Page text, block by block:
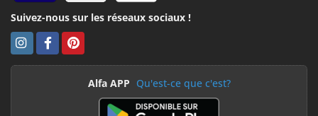
Suivez-nous sur les réseaux sociaux !
Alfa APP Qu'est-ce que c'est?